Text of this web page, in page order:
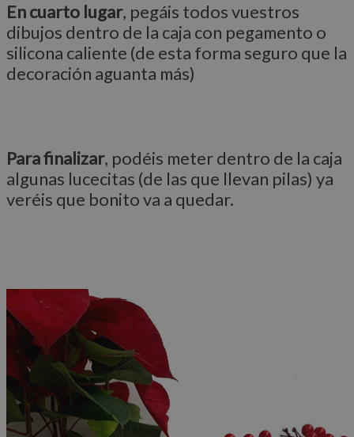
En cuarto lugar, pegáis todos vuestros
dibujos dentro de la caja con pegamento o
silicona caliente (de esta forma seguro que la
decoración aguanta más)
Para finalizar, podéis meter dentro de la caja
algunas lucecitas (de las que llevan pilas) ya
veréis que bonito va a quedar.